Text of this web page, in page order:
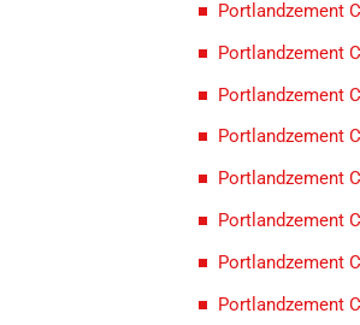
Portlandzement
Portlandzement
Portlandzement
Portlandzement
Portlandzement
Portlandzement
Portlandzement
Portlandzement